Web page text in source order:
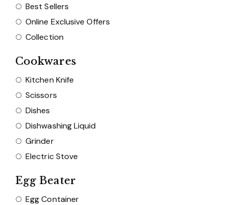
Best Sellers
Online Exclusive Offers
Collection
Cookwares
Kitchen Knife
Scissors
Dishes
Dishwashing Liquid
Grinder
Electric Stove
Egg Beater
Egg Container